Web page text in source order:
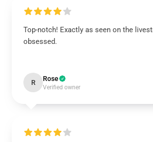
Top-notch! Exactly as seen on the
obsessed.
R Rose
Verified owner